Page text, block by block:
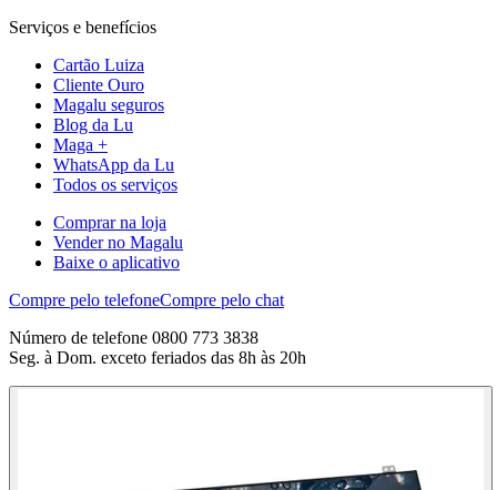
Serviços e benefícios
Cartão Luiza
Cliente Ouro
Magalu seguros
Blog da Lu
Maga +
WhatsApp da Lu
Todos os serviços
Comprar na loja
Vender no Magalu
Baixe o aplicativo
Compre pelo telefoneCompre pelo chat
Número de telefone 0800 773 3838
Seg. à Dom. exceto feriados das 8h às 20h